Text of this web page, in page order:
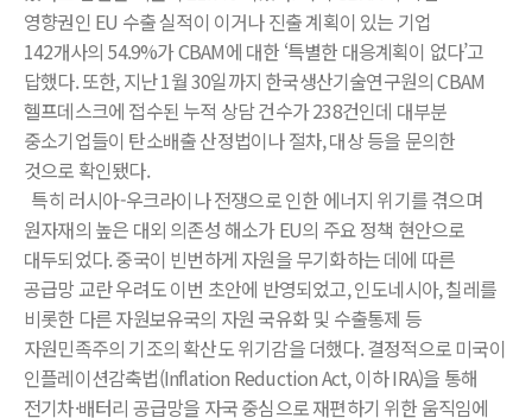
영향권인 EU 수출 실적이 이거나 진출 계획이 있는 기업
142개사의 54.9%가 CBAM에 대한 ‘특별한 대응계획이 없다’고
답했다. 또한, 지난 1월 30일까지 한국생산기술연구원의 CBAM
헬프데스크에 접수된 누적 상담 건수가 238건인데 대부분
중소기업들이 탄소배출 산정법이나 절차, 대상 등을 문의한
것으로 확인됐다.
특히 러시아-우크라이나 전쟁으로 인한 에너지 위기를 겪으며
원자재의 높은 대외 의존성 해소가 EU의 주요 정책 현안으로
대두되었다. 중국이 빈번하게 자원을 무기화하는 데에 따른
공급망 교란 우려도 이번 초안에 반영되었고, 인도네시아, 칠레를
비롯한 다른 자원보유국의 자원 국유화 및 수출통제 등
자원민족주의 기조의 확산도 위기감을 더했다. 결정적으로 미국이
인플레이션감축법(Inflation Reduction Act, 이하 IRA)을 통해
전기차·배터리 공급망을 자국 중심으로 재편하기 위한 움직임에